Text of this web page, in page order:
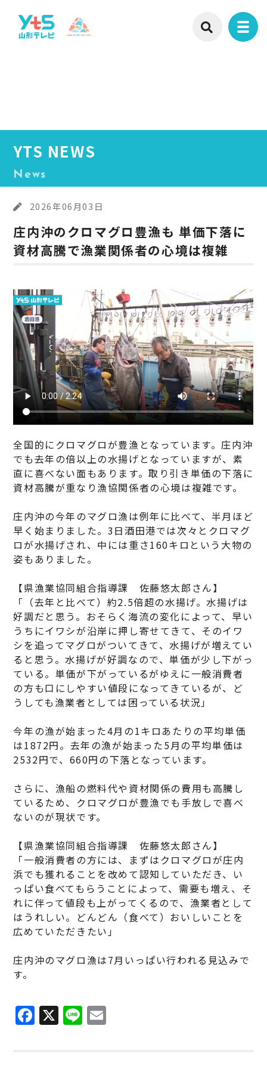
YTS NEWS
News
2026年06月03日
庄内沖のクロマグロ豊漁も 単価下落に
資材高騰で漁業関係者の心境は複雑
全国的にクロマグロが豊漁となっています。庄内沖
でも去年の倍以上の水揚げとなっていますが、素
直に喜べない面もあります。取り引き単価の下落に
資材高騰が重なり漁協関係者の心境は複雑です。
庄内沖の今年のマグロ漁は例年に比べて、半月ほど
早く始まりました。3日酒田港では次々とクロマグ
ロが水揚げされ、中には重さ160キロという大物の
姿もありました。
【県漁業協同組合指導課 佐藤悠太郎さん】
「（去年と比べて）約2.5倍超の水揚げ。水揚げは
好調だと思う。おそらく海流の変化によって、早い
うちにイワシが沿岸に押し寄せてきて、そのイワ
シを追ってマグロがついてきて、水揚げが増えてい
ると思う。水揚げが好調なので、単価が少し下がっ
ている。単価が下がっているがゆえに一般消費者
の方も口にしやすい値段になってきているが、ど
うしても漁業者としては困っている状況」
今年の漁が始まった4月の1キロあたりの平均単価
は1872円。去年の漁が始まった5月の平均単価は
2532円で、660円の下落となっています。
さらに、漁船の燃料代や資材関係の費用も高騰し
ているため、クロマグロが豊漁でも手放しで喜べ
ないのが現状です。
【県漁業協同組合指導課 佐藤悠太郎さん】
「一般消費者の方には、まずはクロマグロが庄内
浜でも獲れることを改めて認知していただき、い
っぱい食べてもらうことによって、需要も増え、そ
れに伴って値段も上がってくるので、漁業者として
はうれしい。どんどん（食べて）おいしいことを
広めていただきたい」
庄内沖のマグロ漁は7月いっぱい行われる見込みで
す。
F
a
X Li
n